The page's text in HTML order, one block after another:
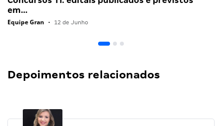
em…
Equipe Gran • 12 de Junho
Depoimentos relacionados